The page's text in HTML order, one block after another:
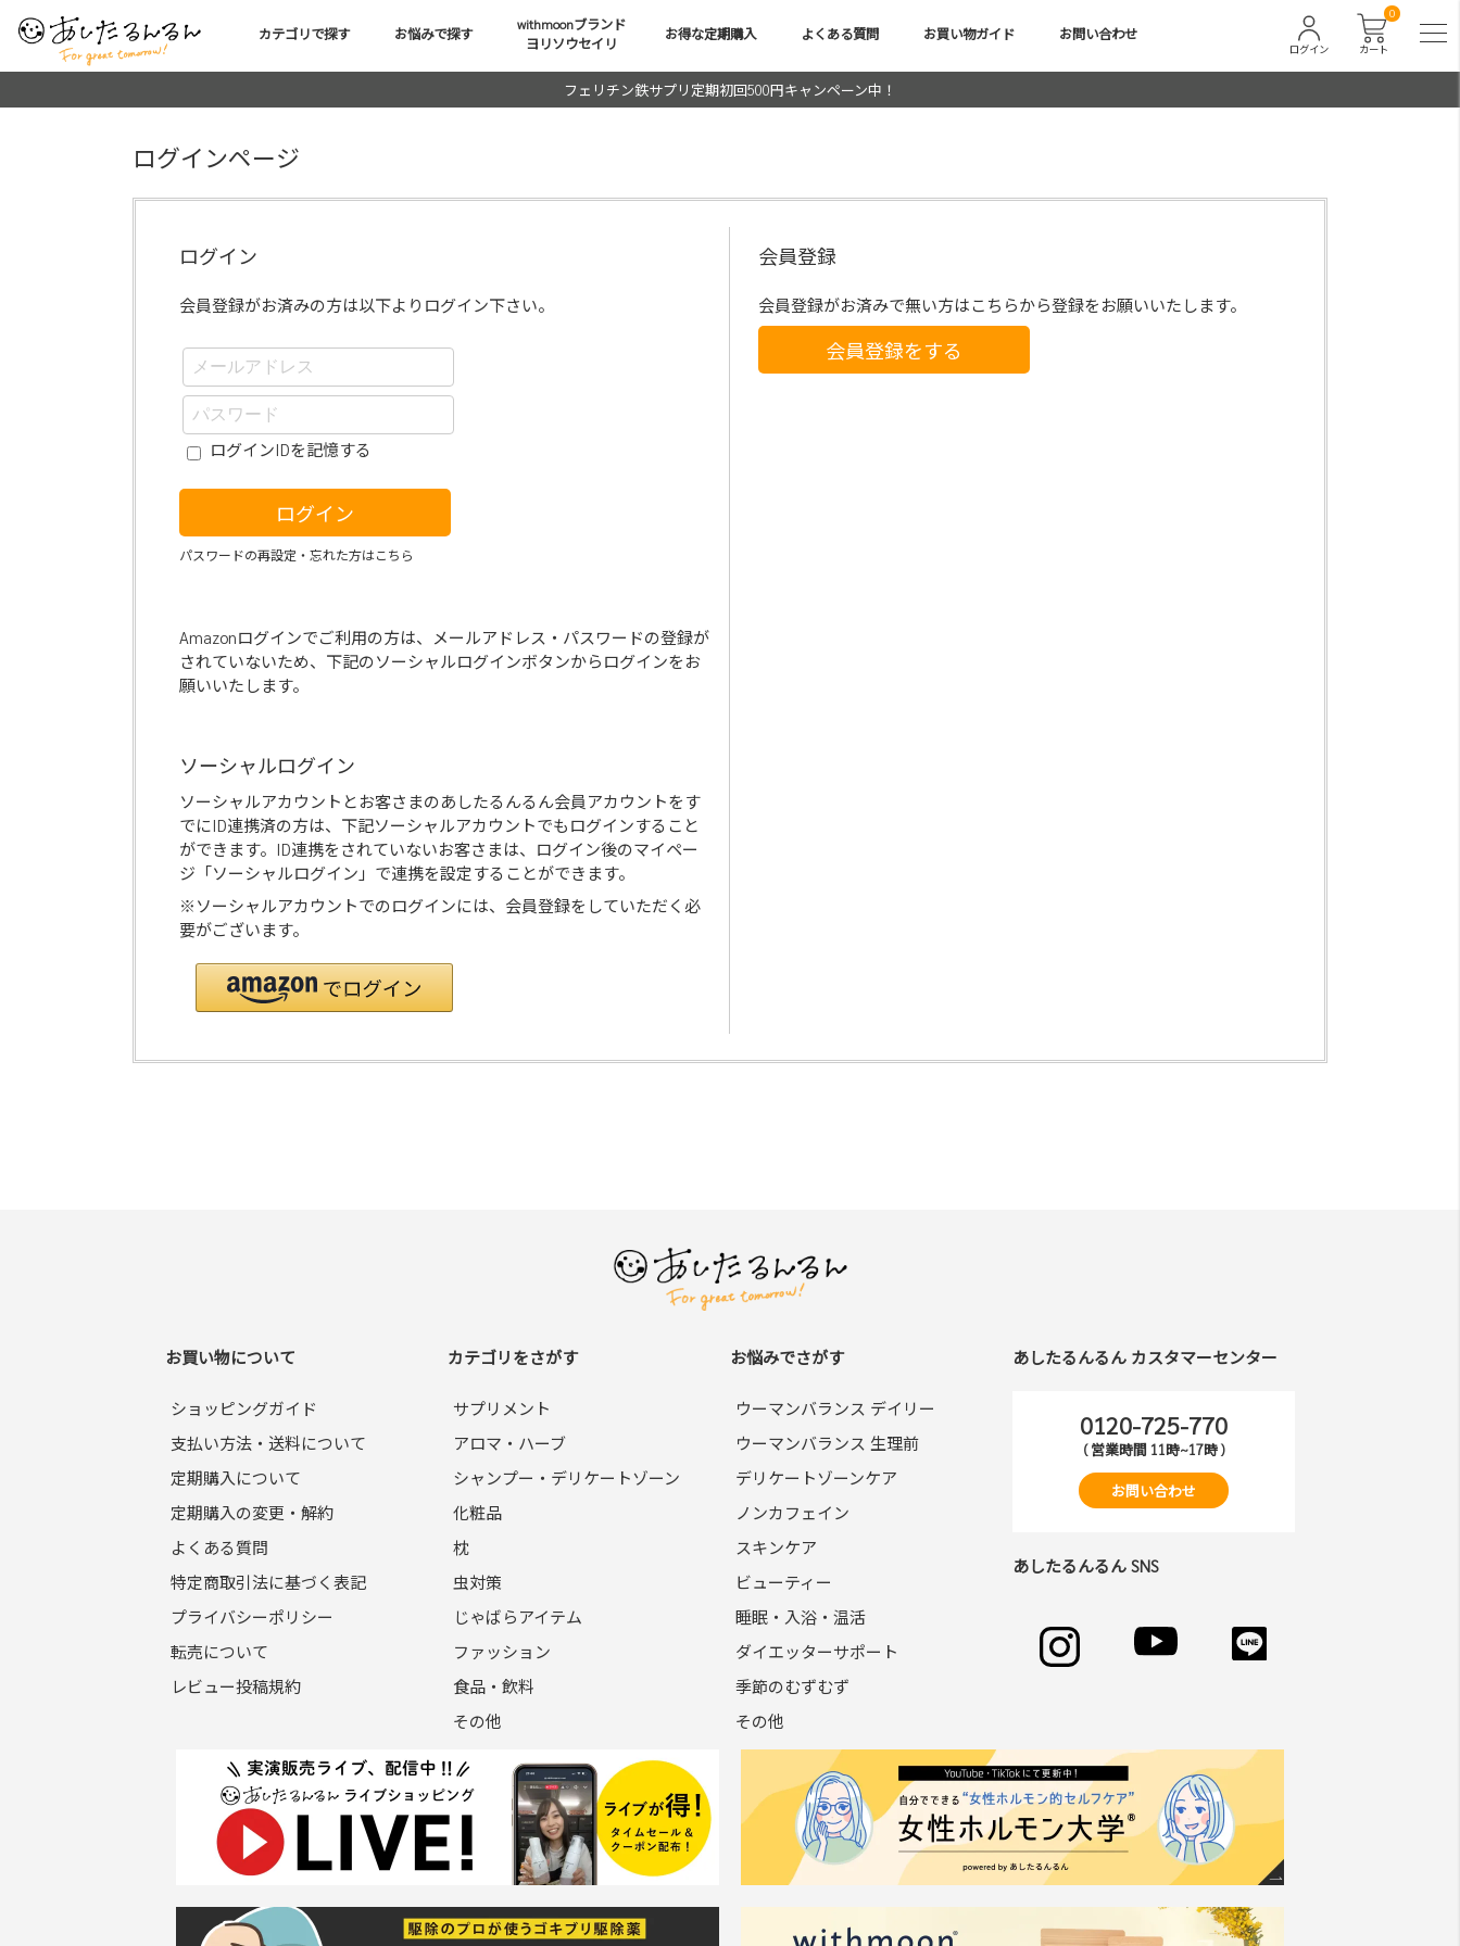
カテゴリで探す お悩みで探す
withmoonブランド
ヨリソウセイリ
お得な定期購入 よくある質問 お買い物ガイド お問い合わせ
カート
0
ログイン
フェリチン鉄サプリ定期初回500円キャンペーン中！
ログインページ
ログイン
会員登録がお済みの方は以下よりログイン下さい。
ログインIDを記憶する
ログイン
パスワードの再設定・忘れた方はこちら
Amazonログインでご利用の方は、メールアドレス・パスワードの登録が
されていないため、下記のソーシャルログインボタンからログインをお
願いいたします。
ソーシャルログイン
ソーシャルアカウントとお客さまのあしたるんるん会員アカウントをす
でにID連携済の方は、下記ソーシャルアカウントでもログインすること
ができます。ID連携をされていないお客さまは、ログイン後のマイペー
ジ「ソーシャルログイン」で連携を設定することができます。
※ソーシャルアカウントでのログインには、会員登録をしていただく必
要がございます。
会員登録
会員登録がお済みで無い方はこちらから登録をお願いいたします。
会員登録をする
お買い物について
ショッピングガイド
支払い方法・送料について
定期購入について
定期購入の変更・解約
よくある質問
特定商取引法に基づく表記
プライバシーポリシー
転売について
レビュー投稿規約
カテゴリをさがす
サプリメント
アロマ・ハーブ
シャンプー・デリケートゾーン
化粧品
枕
虫対策
じゃばらアイテム
ファッション
食品・飲料
その他
お悩みでさがす
ウーマンバランス デイリー
ウーマンバランス 生理前
デリケートゾーンケア
ノンカフェイン
スキンケア
ビューティー
睡眠・入浴・温活
ダイエッターサポート
季節のむずむず
その他
あしたるんるん カスタマーセンター
0120-725-770
( 営業時間 11時~17時 )
お問い合わせ
あしたるんるん SNS